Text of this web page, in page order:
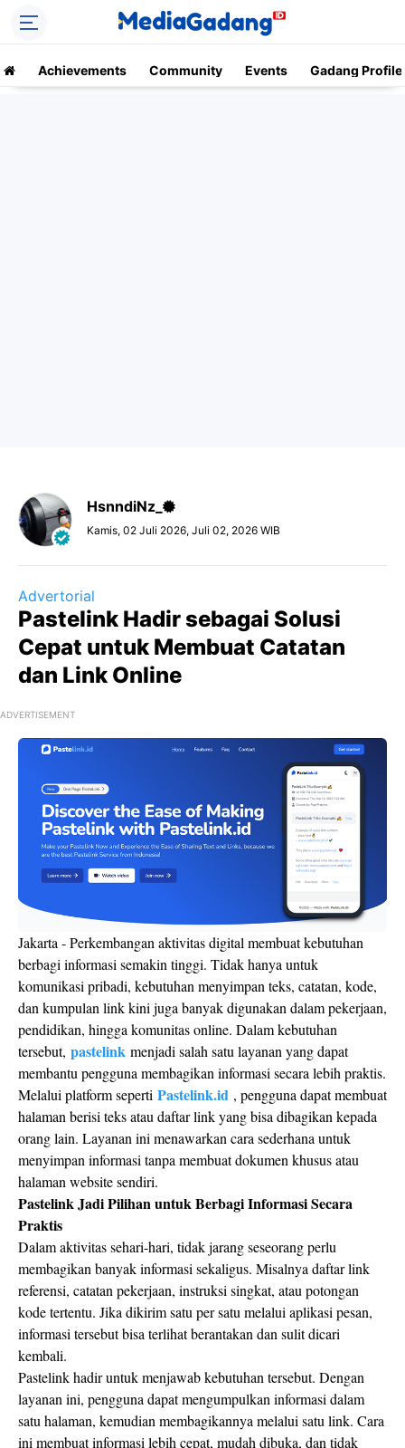
Achievements Community Events Gadang Profile
HsnndiNz_
Kamis, 02 Juli 2026, Juli 02, 2026 WIB
Advertorial
Pastelink Hadir sebagai Solusi
Cepat untuk Membuat Catatan
dan Link Online
ADVERTISEMENT
Jakarta - Perkembangan aktivitas digital membuat kebutuhan
berbagi informasi semakin tinggi. Tidak hanya untuk
komunikasi pribadi, kebutuhan menyimpan teks, catatan, kode,
dan kumpulan link kini juga banyak digunakan dalam pekerjaan,
pendidikan, hingga komunitas online. Dalam kebutuhan
tersebut, pastelink menjadi salah satu layanan yang dapat
membantu pengguna membagikan informasi secara lebih praktis.
Melalui platform seperti Pastelink.id , pengguna dapat membuat
halaman berisi teks atau daftar link yang bisa dibagikan kepada
orang lain. Layanan ini menawarkan cara sederhana untuk
menyimpan informasi tanpa membuat dokumen khusus atau
halaman website sendiri.
Pastelink Jadi Pilihan untuk Berbagi Informasi Secara
Praktis
Dalam aktivitas sehari-hari, tidak jarang seseorang perlu
membagikan banyak informasi sekaligus. Misalnya daftar link
referensi, catatan pekerjaan, instruksi singkat, atau potongan
kode tertentu. Jika dikirim satu per satu melalui aplikasi pesan,
informasi tersebut bisa terlihat berantakan dan sulit dicari
kembali.
Pastelink hadir untuk menjawab kebutuhan tersebut. Dengan
layanan ini, pengguna dapat mengumpulkan informasi dalam
satu halaman, kemudian membagikannya melalui satu link. Cara
ini membuat informasi lebih cepat, mudah dibuka, dan tidak